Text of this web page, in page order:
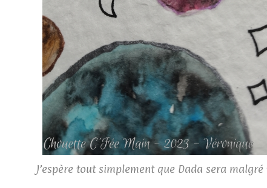
J’espère tout simplement que Dada sera